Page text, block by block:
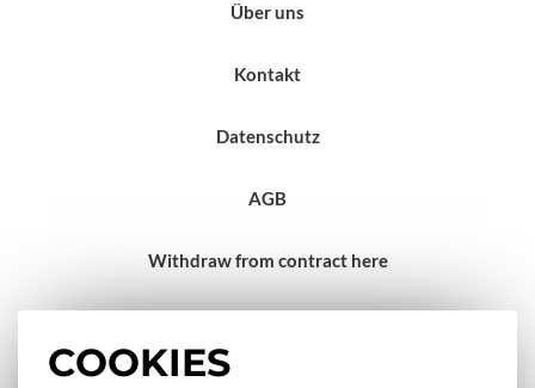
COOKIES
Über uns
Kontakt
Datenschutz
AGB
Withdraw from contract here